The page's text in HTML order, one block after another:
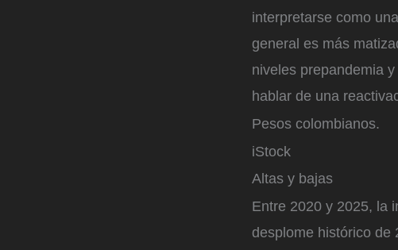
interpretarse como
general es más
niveles prepandemia
hablar de una
Pesos colombianos.
iStock
Altas y bajas
Entre 2020 y 2025, la
desplome histórico de